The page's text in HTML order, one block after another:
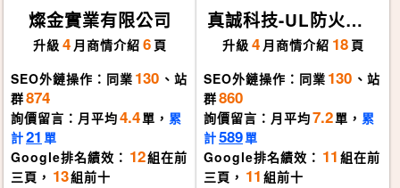
燦金實業有限公司
升級 4 月商情介紹 6 頁
SEO外鏈操作：同業 130 、站
群874
詢價留言：月平均4.4單， 累
計21 單
Google排名績效： 12組在前
三頁， 13組前十
真誠科技-UL防火泡
棉,導電海棉
升級 4 月商情介紹 18 頁
SEO外鏈操作：同業 130 、站
群860
詢價留言：月平均7.2單， 累
計589單
Google排名績效： 11 組在前
三頁， 11 組前十